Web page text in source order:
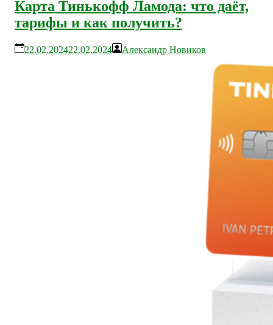
Карта Тинькофф Ламода: что даёт,
тарифы и как получить?
22.02.202422.02.2024 Александр Новиков